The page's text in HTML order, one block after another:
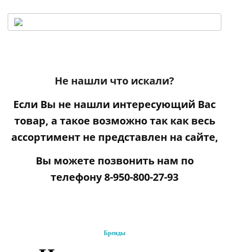
Не нашли что искали?
Если Вы не нашли интересующий Вас
товар, а такое возможно так как весь
ассортимент не представлен на сайте,
Вы можете позвонить нам по
телефону8-950-800-27-93
Бренды